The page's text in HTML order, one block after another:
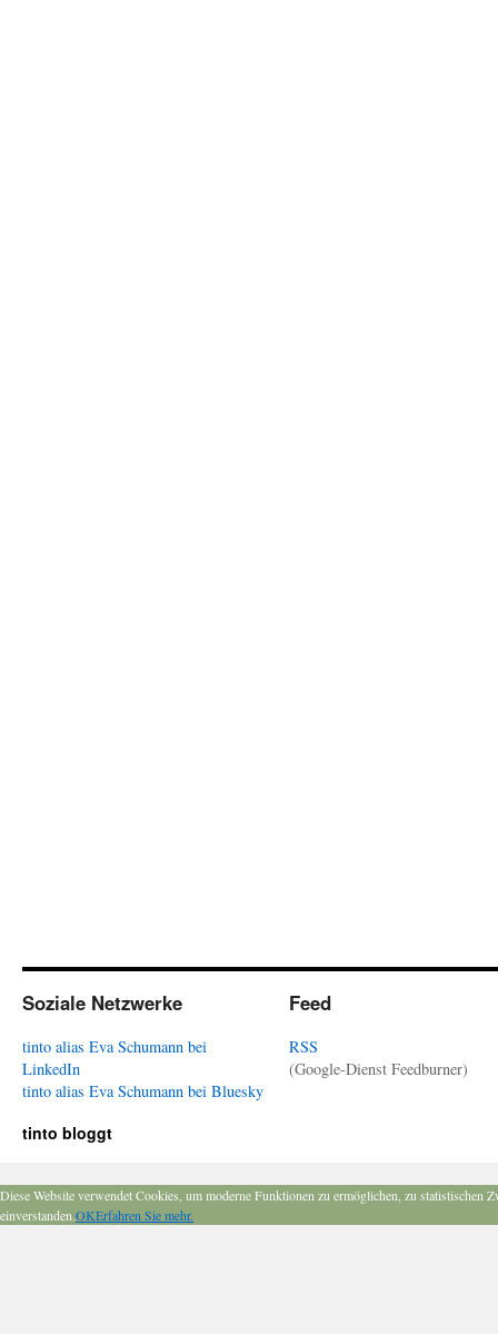
Soziale Netzwerke
tinto alias Eva Schumann bei
LinkedIn
tinto alias Eva Schumann bei Bluesky
Feed
RSS
(Google-Dienst Feedburner)
tinto bloggt
Diese Website verwendet Cookies, um moderne Funktionen zu ermöglichen, zu
einverstanden.OKErfahren Sie mehr.